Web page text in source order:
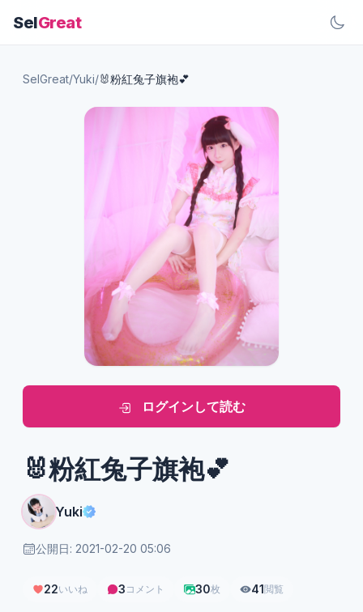
SelGreat
SelGreat/Yuki/🐰粉紅兔子旗袍💕
ログインして読む
🐰粉紅兔子旗袍💕
Yuki
公開日: 2021-02-20 05:06
22いいね 3 コメント 30枚 41閲覧